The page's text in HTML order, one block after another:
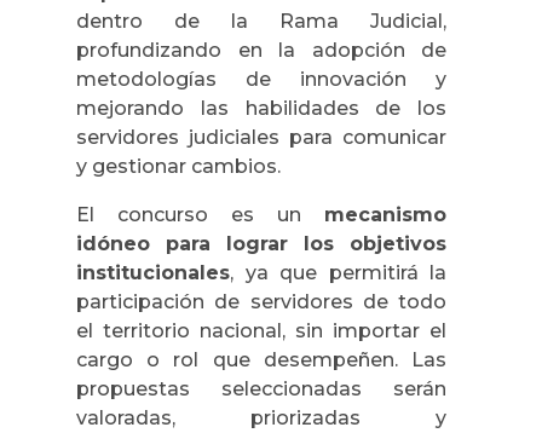
dentro de la Rama Judicial,
profundizando en la adopción de
metodologías de innovación y
mejorando las habilidades de los
servidores judiciales para comunicar
y gestionar cambios.
El concurso es un mecanismo
idóneo para lograr los objetivos
institucionales, ya que permitirá la
participación de servidores de todo
el territorio nacional, sin importar el
cargo o rol que desempeñen. Las
propuestas seleccionadas serán
valoradas, priorizadas y